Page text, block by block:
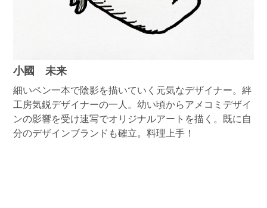
小國 未来
細いペン一本で陰影を描いていく元気なデザイナー。絆
工房気鋭デザイナーの一人。幼い頃からアメコミデザイ
ンの影響を受け速写でオリジナルアートを描く。既に自
分のデザインブランドも確立。料理上手！